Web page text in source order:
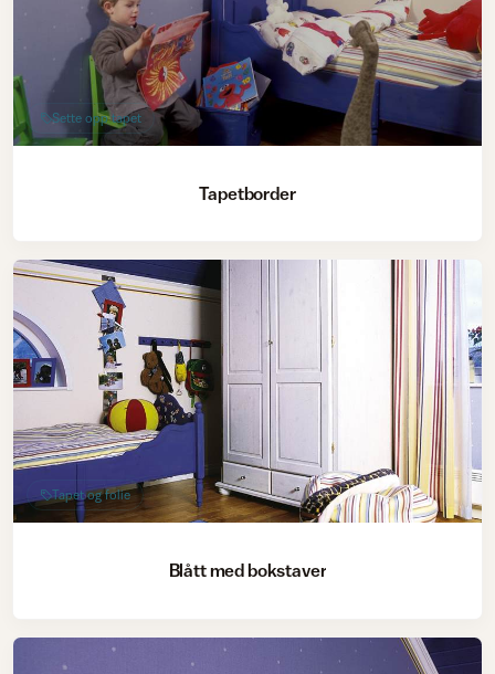
Sette opp tapet
Tapetborder
Tapet og folie
Blått med bokstaver